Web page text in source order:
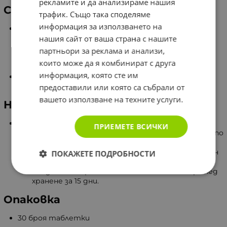
Състав
Съдържание в 3 таблетки:
Пробиотични култури - над 100 млн. cfu/гр.
Лактобацилус ацидофилус 2 - 100 мг.
Лактобацилус булгарикус GB 15 - 50 мг.
Бифидобактериум бифидум BB 87 - 100 мг.
Помощни вещества:Талк, магнезиев стеарат,
микрокристална целулоза.
Начин на употреба
Препоръчителен дневен прием:
Деца под 6 годишна възраст
- 2 пъти дневно по
Деца от 6 до 12 години- по 1 таблетка сутрин
След което приема е по 1 таблетка вечер след
хранене за 15 дни.
Опаковка
30 броя таблетки
трафик. Също така споделяме
информация за използването на
нашия сайт от ваша страна с нашите
партньори за реклама и анализи,
които може да я комбинират с друга
информация, която сте им
предоставили или която са събрали от
вашето използване на техните услуги.
ПРИЕМЕТЕ ВСИЧКИ
ПОКАЖЕТЕ ПОДРОБНОСТИ